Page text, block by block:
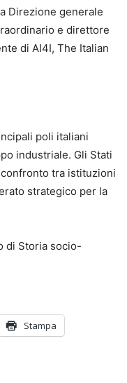
Direzione generale
e direttore
di AI4I, The Italian
poli italiani
industriale. Gli Stati
tra istituzioni
strategico per la
di Storia socio-
Stampa